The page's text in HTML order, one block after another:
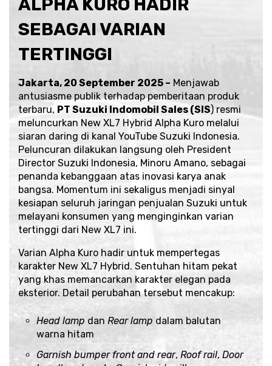
ALPHA KURO HADIR
SEBAGAI VARIAN
TERTINGGI
Jakarta, 20 September 2025 – Menjawab
antusiasme publik terhadap pemberitaan produk
terbaru, PT Suzuki Indomobil Sales (SIS) resmi
meluncurkan New XL7 Hybrid Alpha Kuro melalui
siaran daring di kanal YouTube Suzuki Indonesia.
Peluncuran dilakukan langsung oleh President
Director Suzuki Indonesia, Minoru Amano, sebagai
penanda kebanggaan atas inovasi karya anak
bangsa. Momentum ini sekaligus menjadi sinyal
kesiapan seluruh jaringan penjualan Suzuki untuk
melayani konsumen yang menginginkan varian
tertinggi dari New XL7 ini.
Varian Alpha Kuro hadir untuk mempertegas
karakter New XL7 Hybrid. Sentuhan hitam pekat
yang khas memancarkan karakter elegan pada
eksterior. Detail perubahan tersebut mencakup:
Head lamp dan Rear lamp dalam balutan
warna hitam
Garnish bumper front and rear, Roof rail, Door